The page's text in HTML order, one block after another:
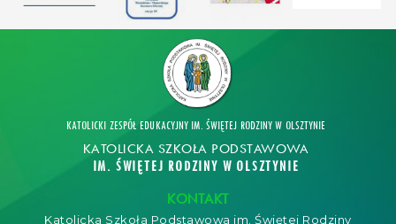
KATOLICKI ZESPÓŁ EDUKACYJNY IM. ŚWIĘTEJ RODZINY W OLSZTYNIE
KATOLICKA SZKOŁA PODSTAWOWA
IM. ŚWIĘTEJ RODZINY W OLSZTYNIE
KONTAKT
Katolicka Szkoła Podstawowa im. Świętej Rodziny